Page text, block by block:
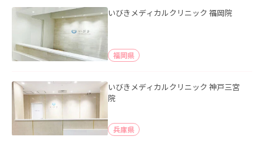
いびきメディカルクリニック 福岡院
福岡県
いびきメディカルクリニック 神戸三宮
院
兵庫県